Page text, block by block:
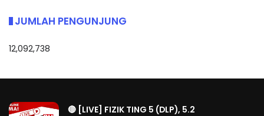
JUMLAH PENGUNJUNG
12,092,738
🔴 [LIVE] FIZIK TING 5 (DLP), 5.2